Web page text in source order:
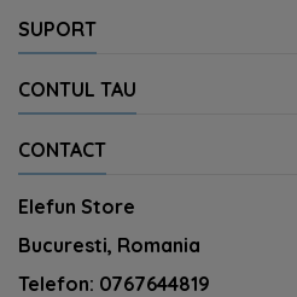
SUPORT
CONTUL TAU
CONTACT
Elefun Store
Bucuresti, Romania
Telefon: 0767644819